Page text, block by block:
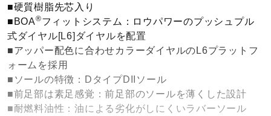
健康／エクササイズ
ジュニア／キッズ
メディカル
■硬質樹脂先芯入り
■BOA®フィットシステム：ロウパワーのプッシュプル
式ダイヤル[L6]ダイヤルを配置
■アッパー配色に合わせカラーダイヤルのL6プラットフ
ォームを採用
■ソールの特徴：DタイプDIIソール
■前足部は素足感覚：前足部のソールを薄くした設計
■耐燃料油性：油による劣化がしにくいラバーソール